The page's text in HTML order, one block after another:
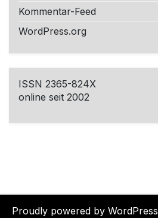
Kommentar-Feed
WordPress.org
ISSN 2365-824X
online seit 2002
Proudly powered by WordPress